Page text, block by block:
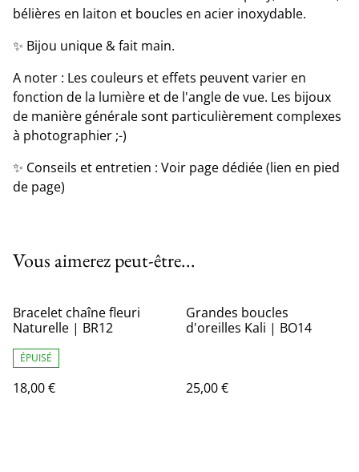
bélières en laiton et boucles en acier inoxydable.
✨ Bijou unique & fait main.
A noter : Les couleurs et effets peuvent varier en
fonction de la lumière et de l'angle de vue. Les bijoux
de manière générale sont particulièrement complexes
à photographier ;-)
✨ Conseils et entretien : Voir page dédiée (lien en pied
de page)
Vous aimerez peut-être...
Bracelet chaîne fleuri
Naturelle | BR12
ÉPUISÉ
18,00 €
Grandes boucles
d'oreilles Kali | BO14
25,00 €